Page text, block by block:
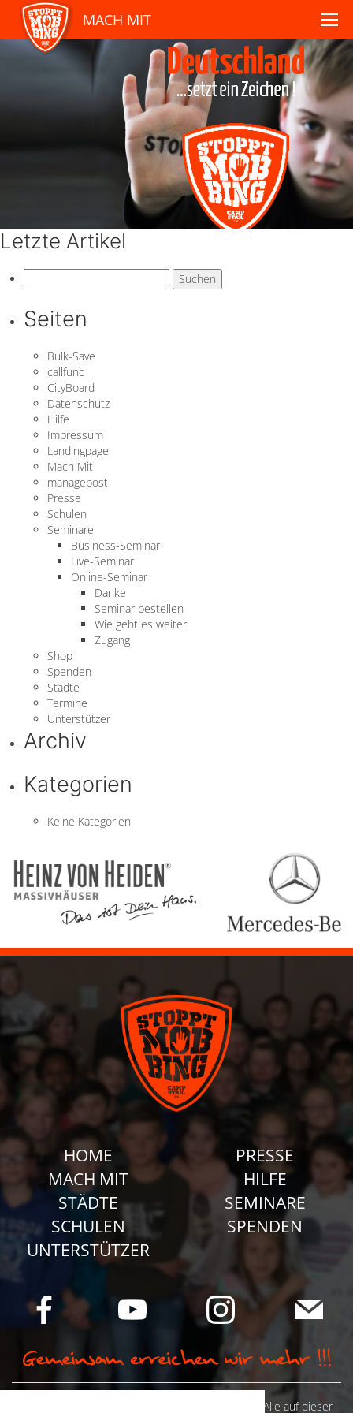
MACH MIT
Letzte Artikel
nach:
Seiten
Bulk-Save
callfunc
CityBoard
Datenschutz
Hilfe
Impressum
Landingpage
Mach Mit
managepost
Presse
Schulen
Seminare
Business-Seminar
Live-Seminar
Online-Seminar
Danke
Seminar bestellen
Wie geht es weiter
Zugang
Shop
Spenden
Städte
Termine
Unterstützer
Archiv
Kategorien
Keine Kategorien
HOME
MACH MIT
STÄDTE
SCHULEN
UNTERSTÜTZER
PRESSE
HILFE
SEMINARE
SPENDEN
© Camp Stahl e.V. 2026 alle Rechte vorbehalten: Alle auf dieser